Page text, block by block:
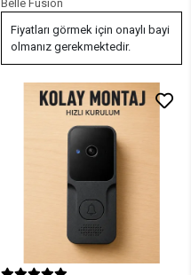
Belle Fusion
Fiyatları görmek için onaylı bayi
olmanız gerekmektedir.